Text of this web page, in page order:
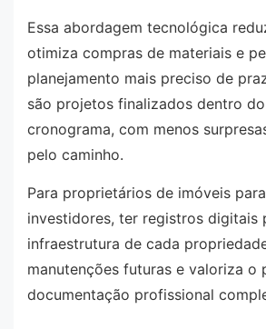
Essa abordagem tecnológica
otimiza compras de materiais e
planejamento mais preciso de
são projetos finalizados dentro
cronograma, com menos
pelo caminho.
Para proprietários de imóveis
investidores, ter registros digitais
infraestrutura de cada
manutenções futuras e valoriza o
documentação profissional